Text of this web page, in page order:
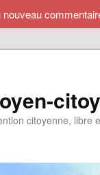
citoyenne, libre